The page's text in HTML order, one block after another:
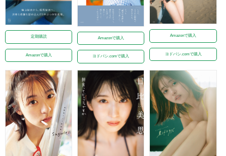
定期購読
Amazonで購入
Amazonで購入
ヨドバシ.comで購入
Amazonで購入
ヨドバシ.comで購入